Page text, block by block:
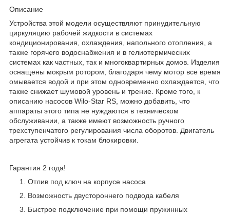
Описание
Устройства этой модели осуществляют принудительную
циркуляцию рабочей жидкости в системах
кондиционирования, охлаждения, напольного отопления, а
также горячего водоснабжения и в гелиотермических
системах как частных, так и многоквартирных домов. Изделия
оснащены мокрым ротором, благодаря чему мотор все время
омывается водой и при этом одновременно охлаждается, что
также снижает шумовой уровень и трение. Кроме того, к
описанию насосов Wilo-Star RS, можно добавить, что
аппараты этого типа не нуждаются в техническом
обслуживании, а также имеют возможность ручного
трехступенчатого регулирования числа оборотов. Двигатель
агрегата устойчив к токам блокировки.
Гарантия 2 года!
Отлив под ключ на корпусе насоса
Возможность двустороннего подвода кабеля
Быстрое подключение при помощи пружинных